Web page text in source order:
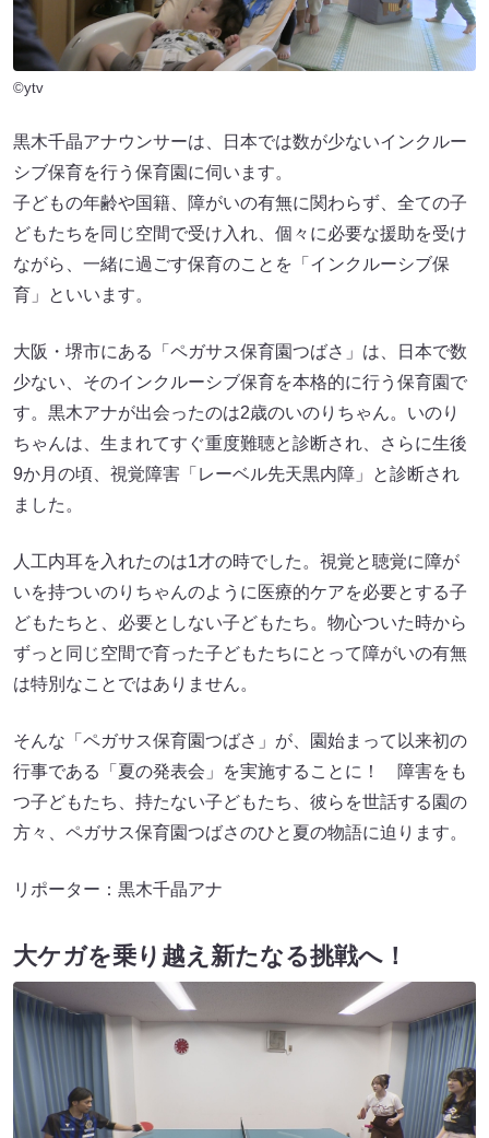
©ytv
黒木千晶アナウンサーは、日本では数が少ないインクルー
シブ保育を行う保育園に伺います。
子どもの年齢や国籍、障がいの有無に関わらず、全ての子
どもたちを同じ空間で受け入れ、個々に必要な援助を受け
ながら、一緒に過ごす保育のことを「インクルーシブ保
育」といいます。
大阪・堺市にある「ペガサス保育園つばさ」は、日本で数
少ない、そのインクルーシブ保育を本格的に行う保育園で
す。黒木アナが出会ったのは2歳のいのりちゃん。いのり
ちゃんは、生まれてすぐ重度難聴と診断され、さらに生後
9か月の頃、視覚障害「レーベル先天黒内障」と診断され
ました。
人工内耳を入れたのは1才の時でした。視覚と聴覚に障が
いを持ついのりちゃんのように医療的ケアを必要とする子
どもたちと、必要としない子どもたち。物心ついた時から
ずっと同じ空間で育った子どもたちにとって障がいの有無
は特別なことではありません。
そんな「ペガサス保育園つばさ」が、園始まって以来初の
行事である「夏の発表会」を実施することに！ 障害をも
つ子どもたち、持たない子どもたち、彼らを世話する園の
方々、ペガサス保育園つばさのひと夏の物語に迫ります。
リポーター：黒木千晶アナ
大ケガを乗り越え新たなる挑戦へ！